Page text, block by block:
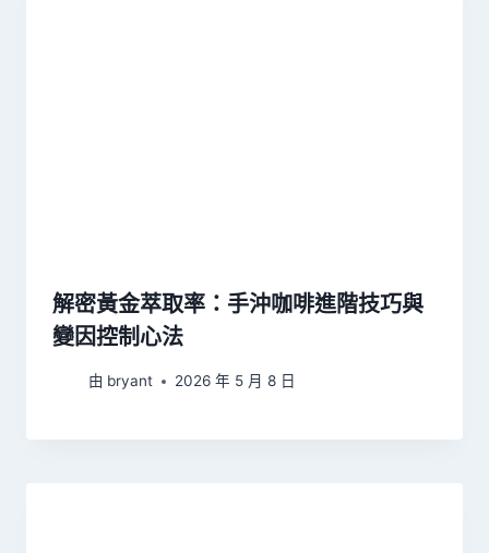
解密黃金萃取率：手沖咖啡進階技巧與
變因控制心法
由 bryant 2026 年 5 月 8 日